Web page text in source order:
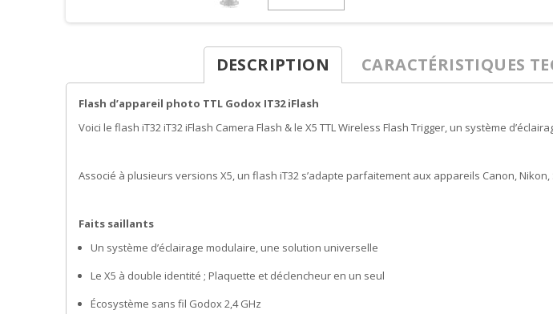
DESCRIPTION CARACTÉRISTIQUES
Flash d’appareil photo TTL Godox IT32 iFlash
Voici le flash iT32 iT32 iFlash Camera Flash & le X5 TTL Wireless Flash Trigger, un système
Associé à plusieurs versions X5, un flash iT32 s’adapte parfaitement aux appareils Canon,
Faits saillants
Un système d’éclairage modulaire, une solution universelle
Le X5 à double identité ; Plaquette et déclencheur en un seul
Écosystème sans fil Godox 2,4 GHz